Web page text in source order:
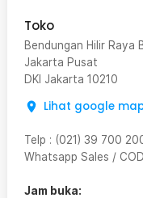
Toko
Bendungan Hilir Raya
Jakarta Pusat
DKI Jakarta 10210
Lihat google
Telp : (021) 39 700
Whatsapp Sales / COD
Jam buka: